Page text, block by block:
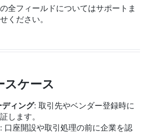
全フィールドについてはサポートま
ください。
スケース
ィング: 取引先やベンダー登録時に
します。
: 口座開設や取引処理の前に企業を認